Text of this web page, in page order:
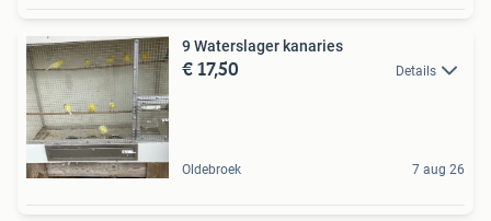
9 Waterslager kanaries
€ 17,50 Details
Oldebroek 7 aug 26